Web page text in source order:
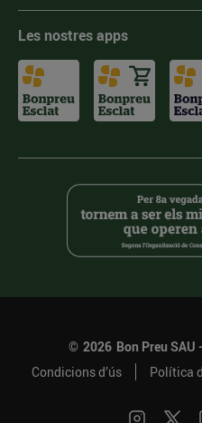
Les nostres apps
© 2026 Bon Preu SAU
Condicions d’ús
Política